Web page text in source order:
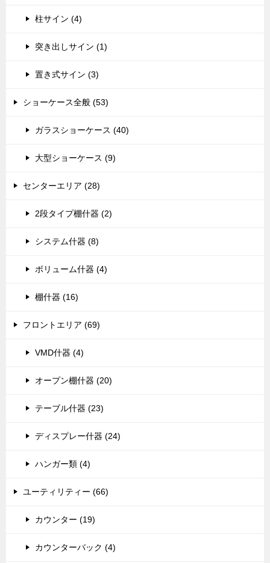
柱サイン (4)
突き出しサイン (1)
置き式サイン (3)
ショーケース全般 (53)
ガラスショーケース (40)
大型ショーケース (9)
センターエリア (28)
2段タイプ棚什器 (2)
システム什器 (8)
ボリューム什器 (4)
棚什器 (16)
フロントエリア (69)
VMD什器 (4)
オープン棚什器 (20)
テーブル什器 (23)
ディスプレー什器 (24)
ハンガー類 (4)
ユーティリティー (66)
カウンター (19)
カウンターバック (4)